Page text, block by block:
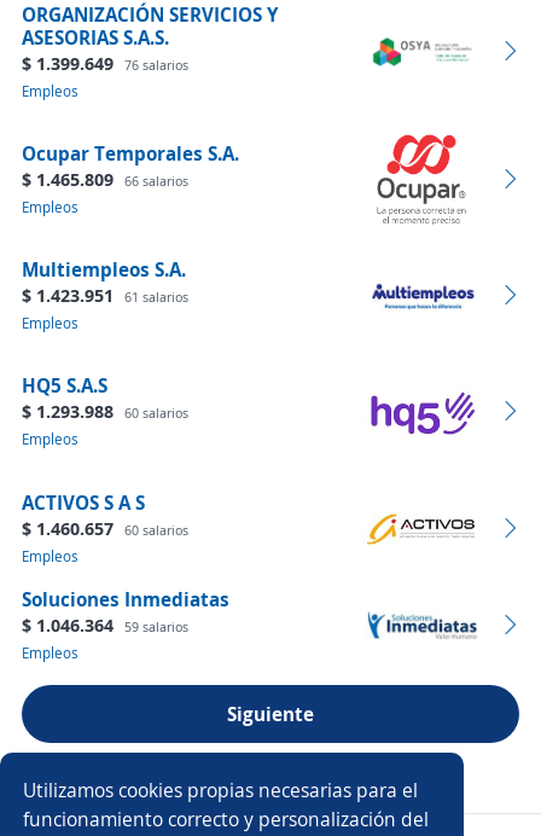
Utilizamos cookies propias necesarias para el
funcionamiento correcto y personalización del
ORGANIZACIÓN SERVICIOS Y
ASESORIAS S.A.S.
$ 1.399.649 76 salarios
Empleos
Ocupar Temporales S.A.
$ 1.465.809 66 salarios
Empleos
Multiempleos S.A.
$ 1.423.951 61 salarios
Empleos
HQ5 S.A.S
$ 1.293.988 60 salarios
Empleos
ACTIVOS S A S
$ 1.460.657 60 salarios
Empleos
Soluciones Inmediatas
$ 1.046.364 59 salarios
Empleos
Siguiente
Ver más empresas